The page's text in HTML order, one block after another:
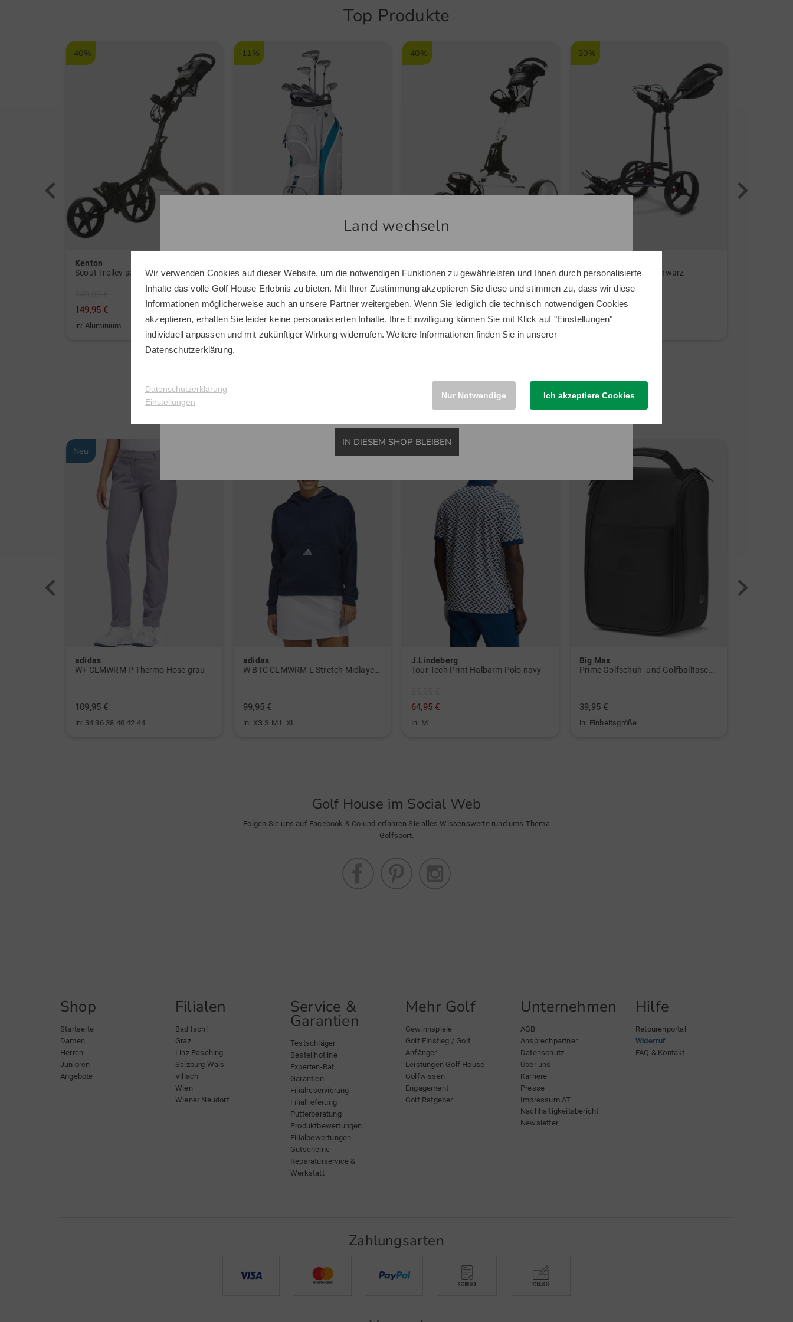
Trainingsrunden
Top Produkte
-40%
Kenton
Scout Trolley schwarz
149,95 €
in: Aluminium
-11%
FLY-XL Komplettset Graphit, Ladies
899,00 €
799,00 €
in: Sonstige
-40%
Scout Trolley weiß
249,00 €
149,95 €
in: Aluminium
-30%
Autofold FF Trolley schwarz
399,00 €
279,00 €
in: Sonstiges Material
Neuheiten
Neu
adidas
W+ CLMWRM P Thermo Hose grau
109,95 €
in: 34 36 38 40 42 44
adidas
99,95 €
in: XS S M L XL
J.Lindeberg
Tour Tech Print Halbarm Polo navy
64,95 €
in: M
Big Max
39,95 €
in: Einheitsgröße
Golf House im Social Web
Folgen Sie uns auf Facebook & Co und erfahren Sie alles Wissenswerte rund ums Thema
Golfsport.
Shop
Startseite
Damen
Herren
Junioren
Angebote
Filialen
Bad Ischl
Graz
Linz Pasching
Salzburg Wals
Villach
Wien
Wiener Neudorf
Service &
Garantien
Testschläger
Bestellhotline
Experten-Rat
Garantien
Filialreservierung
Filiallieferung
Putterberatung
Produktbewertungen
Filialbewertungen
Gutscheine
Reparaturservice &
Werkstatt
Mehr Golf
Gewinnspiele
Golf Einstieg / Golf
Anfänger
Leistungen Golf House
Golfwissen
Engagement
Golf Ratgeber
Unternehmen
AGB
Ansprechpartner
Datenschutz
Über uns
Karriere
Presse
Impressum AT
Nachhaltigkeitsbericht
Newsletter
Hilfe
Retourenportal
Widerruf
FAQ & Kontakt
Zahlungsarten
Land wechseln
Sie scheinen sich in einem anderen Land zu befinden.
Möchten Sie den Golf House Shop wechseln?
IN DIESEM SHOP BLEIBEN
Wir verwenden Cookies auf dieser Website, um die notwendigen Funktionen zu gewährleisten und Ihnen durch personalisierte
Inhalte das volle Golf House Erlebnis zu bieten. Mit Ihrer Zustimmung akzeptieren Sie diese und stimmen zu, dass wir diese
Informationen möglicherweise auch an unsere Partner weitergeben. Wenn Sie lediglich die technisch notwendigen Cookies
akzeptieren, erhalten Sie leider keine personalisierten Inhalte. Ihre Einwilligung können Sie mit Klick auf "Einstellungen"
individuell anpassen und mit zukünftiger Wirkung widerrufen. Weitere Informationen finden Sie in unserer
Datenschutzerklärung.
Datenschutzerklärung
Einstellungen
Nur Notwendige Ich akzeptiere Cookies